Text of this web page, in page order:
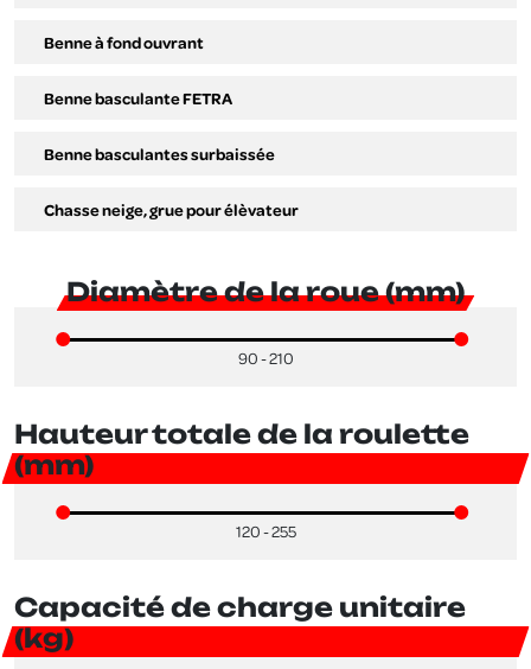
Benne à fond ouvrant
Benne basculante FETRA
Benne basculantes surbaissée
Chasse neige, grue pour élèvateur
Diamètre de la roue (mm)
90 - 210
Hauteur totale de la roulette
(mm)
120 - 255
Capacité de charge unitaire
(kg)